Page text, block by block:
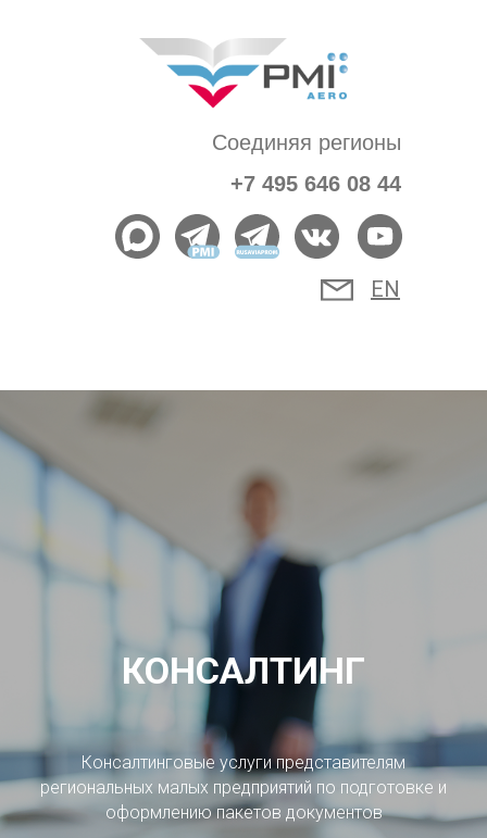
Соединяя регионы
+7 495 646 08 44
EN
КОНСАЛТИНГ
Консалтинговые услуги представителям
региональных малых предприятий по подготовке и
оформлению пакетов документов